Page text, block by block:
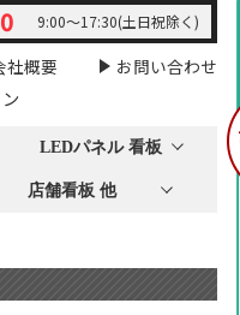
9:00～17:30(土日祝除く)
社概要 お問い合わせ
LEDパネル 看板
店舗看板 他